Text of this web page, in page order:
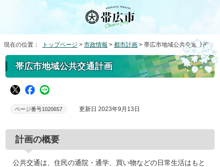
現在の位置： トップページ > 市政情報 > 都市計画 > 帯広市地域公共交通計画
帯広市地域公共交通計画
ページ番号1020657 更新日 2023年9月13日
計画の概要
公共交通は、住民の通院・通学、買い物などの日常生活はもと